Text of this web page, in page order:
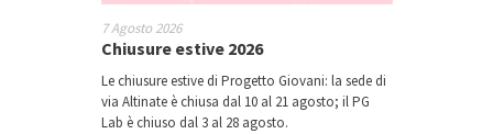
7 Agosto 2026
Chiusure estive 2026
Le chiusure estive di Progetto Giovani: la sede di
via Altinate è chiusa dal 10 al 21 agosto; il PG
Lab è chiuso dal 3 al 28 agosto.